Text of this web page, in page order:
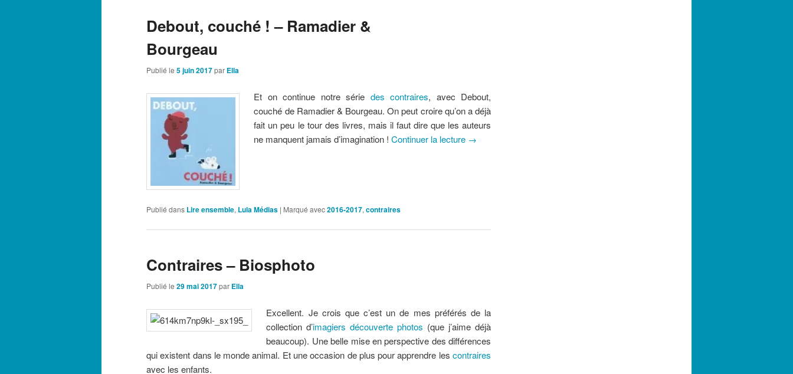
Debout, couché ! – Ramadier &
Bourgeau
Publié le 5 juin 2017par Ella
Et on continue notre série des contraires, avec Debout,
couché de Ramadier & Bourgeau. On peut croire qu’on a déjà
fait un peu le tour des livres, mais il faut dire que les auteurs
ne manquent jamais d’imagination !Continuer la lecture →
Publié dans Lire ensemble, Lula Médias | Marqué avec2016-2017,contraires
Contraires – Biosphoto
Publié le 29 mai 2017par Ella
Excellent. Je crois que c’est un de mes préférés de la
collection d’imagiers découverte photos (que j’aime déjà
beaucoup). Une belle mise en perspective des différences
qui existent dans le monde animal. Et une occasion de plus pour apprendre les contraires
avec les enfants.